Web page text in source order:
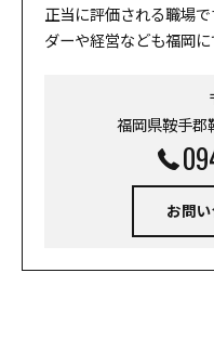
正当に評価される職場
ダーや経営なども福岡に
福岡県鞍手郡
お問